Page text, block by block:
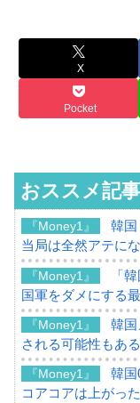
X
Pocket
おススメ記事
『Money1』
韓
当局は全然アテに
『Money1』
「
国軍をダメにする
『Money1』
韓
される可能性もあ
『Money1』
韓
コアコアは上がった